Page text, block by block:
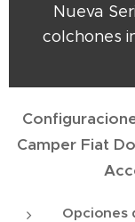
Nueva
colchones
Camper Fiat
Opciones